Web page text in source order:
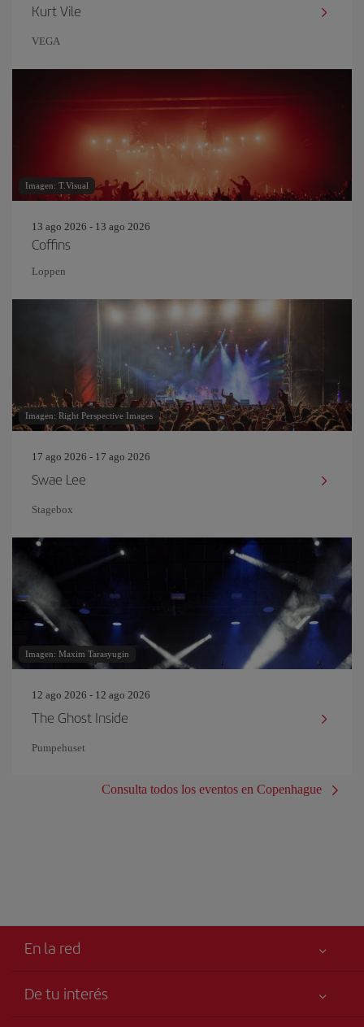
Kurt Vile
VEGA
Imagen: T.Visual
13 ago 2026 - 13 ago 2026
Coffins
Loppen
Imagen: Right Perspective Images
17 ago 2026 - 17 ago 2026
Swae Lee
Stagebox
Imagen: Maxim Tarasyugin
12 ago 2026 - 12 ago 2026
The Ghost Inside
Pumpehuset
Consulta todos los eventos en Copenhague
En la red
De tu interés